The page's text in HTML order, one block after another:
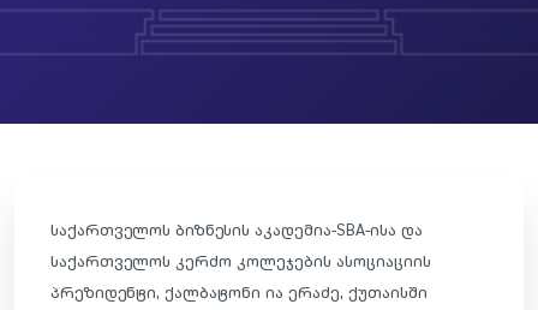
საქართველოს ბიზნესის აკადემია-SBA-ისა და
საქართველოს კერძო კოლეჯების ასოციაციის
პრეზიდენტი, ქალბატონი ია ერაძე, ქუთაისში